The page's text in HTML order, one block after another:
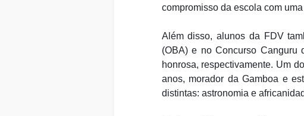
compromisso da escola com
Além disso, alunos da FDV
(OBA) e no Concurso Canguru
honrosa, respectivamente. Um
anos, morador da Gamboa e
distintas: astronomia e